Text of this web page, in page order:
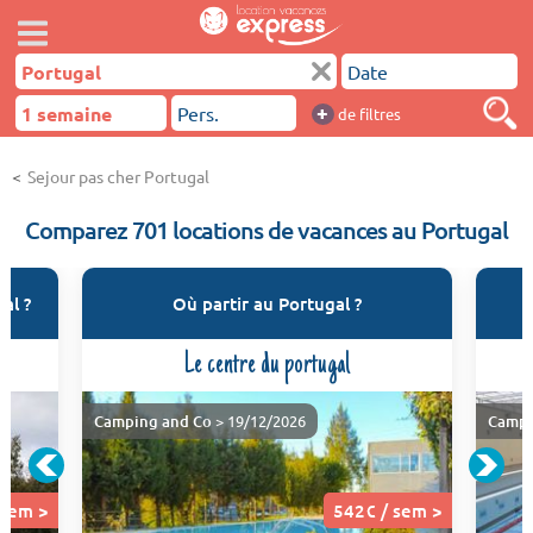
+ de filtres
Sejour pas cher Portugal
Comparez 701 locations de vacances au Portugal
?
>
Où partir au Portugal ?
Le centre du portugal
542€ / sem >
Camping and Co > 19/12/2026